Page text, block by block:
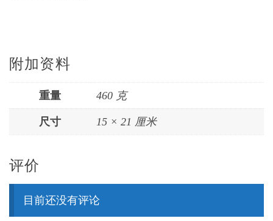
附加资料
重量 460 克
尺寸 15 × 21 厘米
评价
目前还没有评论